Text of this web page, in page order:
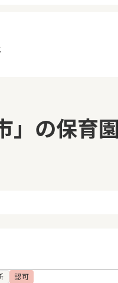
閲覧履歴
お気に入り
」の保
認可